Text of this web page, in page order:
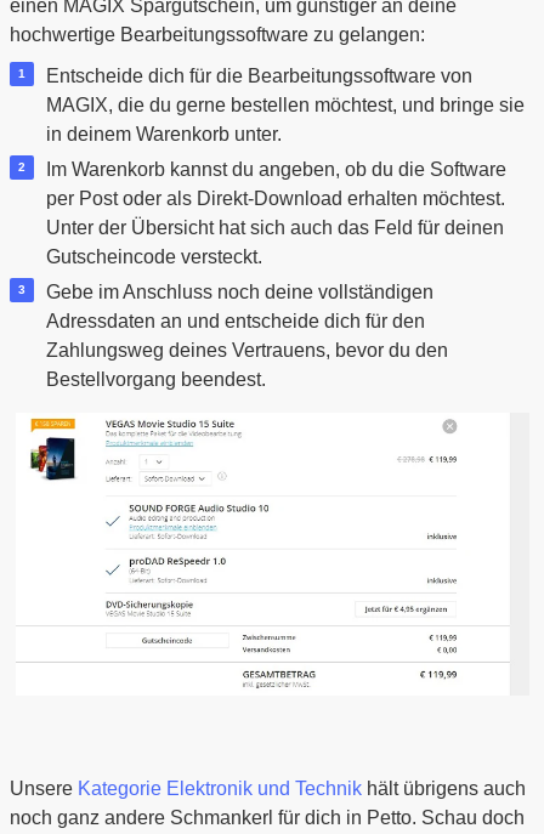
einen MAGIX Spargutschein, um günstiger an deine
hochwertige Bearbeitungssoftware zu gelangen:
Entscheide dich für die Bearbeitungssoftware von
MAGIX, die du gerne bestellen möchtest, und bringe sie
in deinem Warenkorb unter.
Im Warenkorb kannst du angeben, ob du die Software
per Post oder als Direkt-Download erhalten möchtest.
Unter der Übersicht hat sich auch das Feld für deinen
Gutscheincode versteckt.
Gebe im Anschluss noch deine vollständigen
Adressdaten an und entscheide dich für den
Zahlungsweg deines Vertrauens, bevor du den
Bestellvorgang beendest.
Unsere Kategorie Elektronik und Technikhält übrigens auch
noch ganz andere Schmankerl für dich in Petto. Schau doch